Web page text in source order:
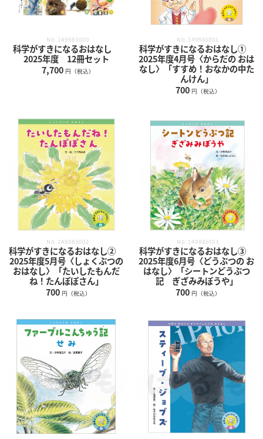
No.149983000
科学がすきになるおはなし
2025年度 12冊セット
7,700 円（税込）
No.149983001
科学がすきになるおはなし①
2025年度4月号〈からだの おは
なし〉「すすめ！おなかの中た
んけん」
700 円（税込）
No.149983002
科学がすきになるおはなし②
2025年度5月号〈しょくぶつの
おはなし〉「たいしたもんだ
ね！たんぽぽさん」
700 円（税込）
No.149983003
科学がすきになるおはなし③
2025年度6月号〈どうぶつの お
はなし〉「シートンどうぶつ
記 ぎざみみぼうや」
700 円（税込）